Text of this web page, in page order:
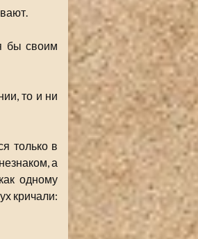
бы своим
то и ни
только в
а
одному
кричали: